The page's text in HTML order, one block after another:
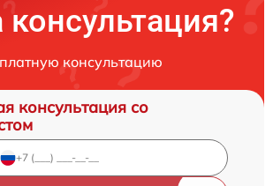
консультацию
консультация со